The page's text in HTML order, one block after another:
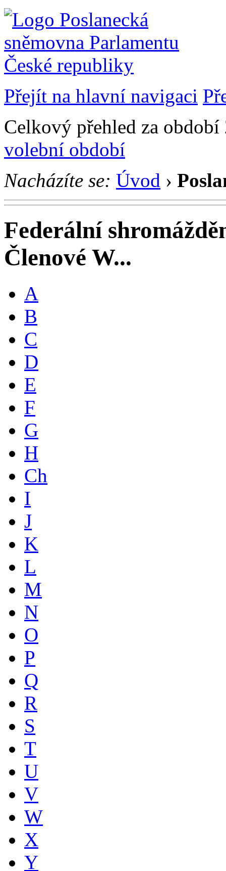
Přejít na hlavní navigaci
Celkový přehled za
volební období
Nacházíte se: Úvod ›
Federální
Členové W...
A
B
C
D
E
F
G
H
Ch
I
J
K
L
M
N
O
P
Q
R
S
T
U
V
W
X
Y